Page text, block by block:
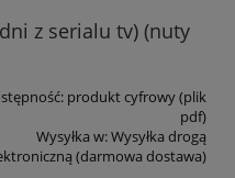
z serialu tv) (nuty
produkt cyfrowy (plik
pdf)
Wysyłka w:Wysyłka drogą
(darmowa dostawa)